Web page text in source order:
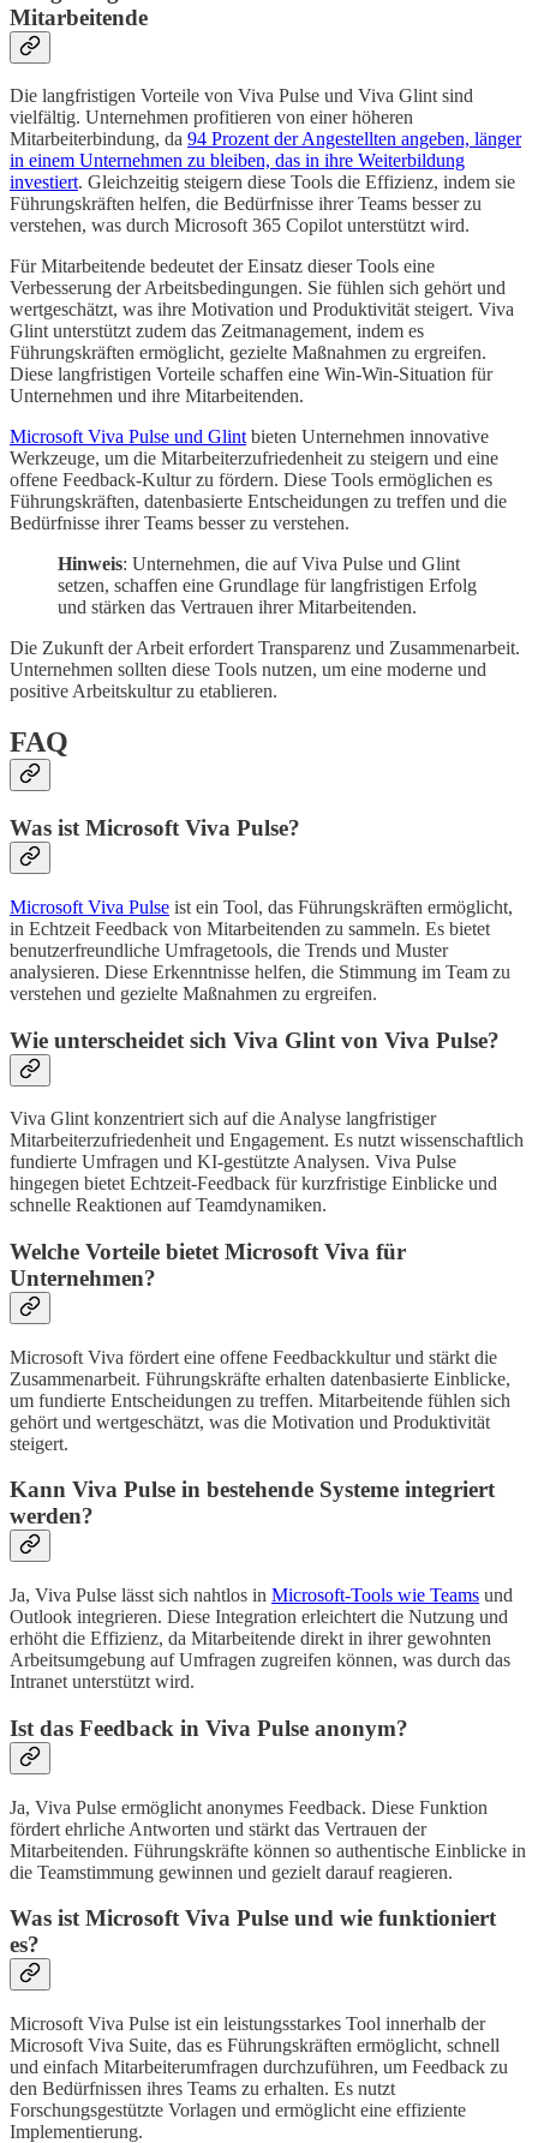
Mitarbeitende
Die langfristigen Vorteile von Viva Pulse und Viva Glint sind
vielfältig. Unternehmen profitieren von einer höheren
Mitarbeiterbindung, da 94 Prozent der Angestellten angeben, länger
in einem Unternehmen zu bleiben, das in ihre Weiterbildung
investiert. Gleichzeitig steigern diese Tools die Effizienz, indem sie
Führungskräften helfen, die Bedürfnisse ihrer Teams besser zu
verstehen, was durch Microsoft 365 Copilot unterstützt wird.
Für Mitarbeitende bedeutet der Einsatz dieser Tools eine
Verbesserung der Arbeitsbedingungen. Sie fühlen sich gehört und
wertgeschätzt, was ihre Motivation und Produktivität steigert. Viva
Glint unterstützt zudem das Zeitmanagement, indem es
Führungskräften ermöglicht, gezielte Maßnahmen zu ergreifen.
Diese langfristigen Vorteile schaffen eine Win-Win-Situation für
Unternehmen und ihre Mitarbeitenden.
Microsoft Viva Pulse und Glint bieten Unternehmen innovative
Werkzeuge, um die Mitarbeiterzufriedenheit zu steigern und eine
offene Feedback-Kultur zu fördern. Diese Tools ermöglichen es
Führungskräften, datenbasierte Entscheidungen zu treffen und die
Bedürfnisse ihrer Teams besser zu verstehen.
Hinweis: Unternehmen, die auf Viva Pulse und Glint
setzen, schaffen eine Grundlage für langfristigen Erfolg
und stärken das Vertrauen ihrer Mitarbeitenden.
Die Zukunft der Arbeit erfordert Transparenz und Zusammenarbeit.
Unternehmen sollten diese Tools nutzen, um eine moderne und
positive Arbeitskultur zu etablieren.
FAQ
Was ist Microsoft Viva Pulse?
Microsoft Viva Pulse ist ein Tool, das Führungskräften ermöglicht,
in Echtzeit Feedback von Mitarbeitenden zu sammeln. Es bietet
benutzerfreundliche Umfragetools, die Trends und Muster
analysieren. Diese Erkenntnisse helfen, die Stimmung im Team zu
verstehen und gezielte Maßnahmen zu ergreifen.
Wie unterscheidet sich Viva Glint von Viva Pulse?
Viva Glint konzentriert sich auf die Analyse langfristiger
Mitarbeiterzufriedenheit und Engagement. Es nutzt wissenschaftlich
fundierte Umfragen und KI-gestützte Analysen. Viva Pulse
hingegen bietet Echtzeit-Feedback für kurzfristige Einblicke und
schnelle Reaktionen auf Teamdynamiken.
Welche Vorteile bietet Microsoft Viva für
Unternehmen?
Microsoft Viva fördert eine offene Feedbackkultur und stärkt die
Zusammenarbeit. Führungskräfte erhalten datenbasierte Einblicke,
um fundierte Entscheidungen zu treffen. Mitarbeitende fühlen sich
gehört und wertgeschätzt, was die Motivation und Produktivität
steigert.
Kann Viva Pulse in bestehende Systeme integriert
werden?
Ja, Viva Pulse lässt sich nahtlos in Microsoft-Tools wie Teams und
Outlook integrieren. Diese Integration erleichtert die Nutzung und
erhöht die Effizienz, da Mitarbeitende direkt in ihrer gewohnten
Arbeitsumgebung auf Umfragen zugreifen können, was durch das
Intranet unterstützt wird.
Ist das Feedback in Viva Pulse anonym?
Ja, Viva Pulse ermöglicht anonymes Feedback. Diese Funktion
fördert ehrliche Antworten und stärkt das Vertrauen der
Mitarbeitenden. Führungskräfte können so authentische Einblicke in
die Teamstimmung gewinnen und gezielt darauf reagieren.
Was ist Microsoft Viva Pulse und wie funktioniert
es?
Microsoft Viva Pulse ist ein leistungsstarkes Tool innerhalb der
Microsoft Viva Suite, das es Führungskräften ermöglicht, schnell
und einfach Mitarbeiterumfragen durchzuführen, um Feedback zu
den Bedürfnissen ihres Teams zu erhalten. Es nutzt
Forschungsgestützte Vorlagen und ermöglicht eine effiziente
Implementierung.